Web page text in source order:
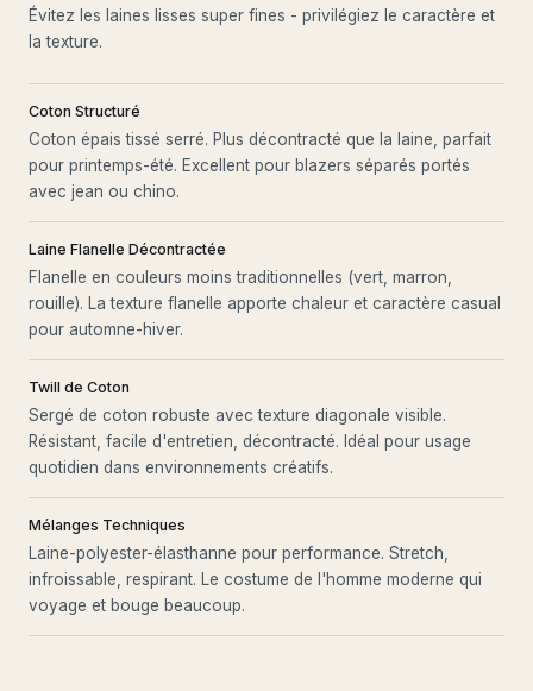
Évitez les laines lisses super fines - privilégiez le caractère et
la texture.
Coton Structuré
Coton épais tissé serré. Plus décontracté que la laine, parfait
pour printemps-été. Excellent pour blazers séparés portés
avec jean ou chino.
Laine Flanelle Décontractée
Flanelle en couleurs moins traditionnelles (vert, marron,
rouille). La texture flanelle apporte chaleur et caractère casual
pour automne-hiver.
Twill de Coton
Sergé de coton robuste avec texture diagonale visible.
Résistant, facile d'entretien, décontracté. Idéal pour usage
quotidien dans environnements créatifs.
Mélanges Techniques
Laine-polyester-élasthanne pour performance. Stretch,
infroissable, respirant. Le costume de l'homme moderne qui
voyage et bouge beaucoup.